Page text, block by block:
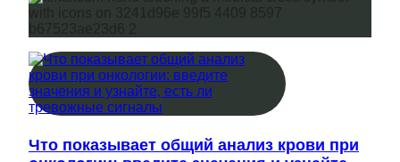
Что показывает общий анализ крови при